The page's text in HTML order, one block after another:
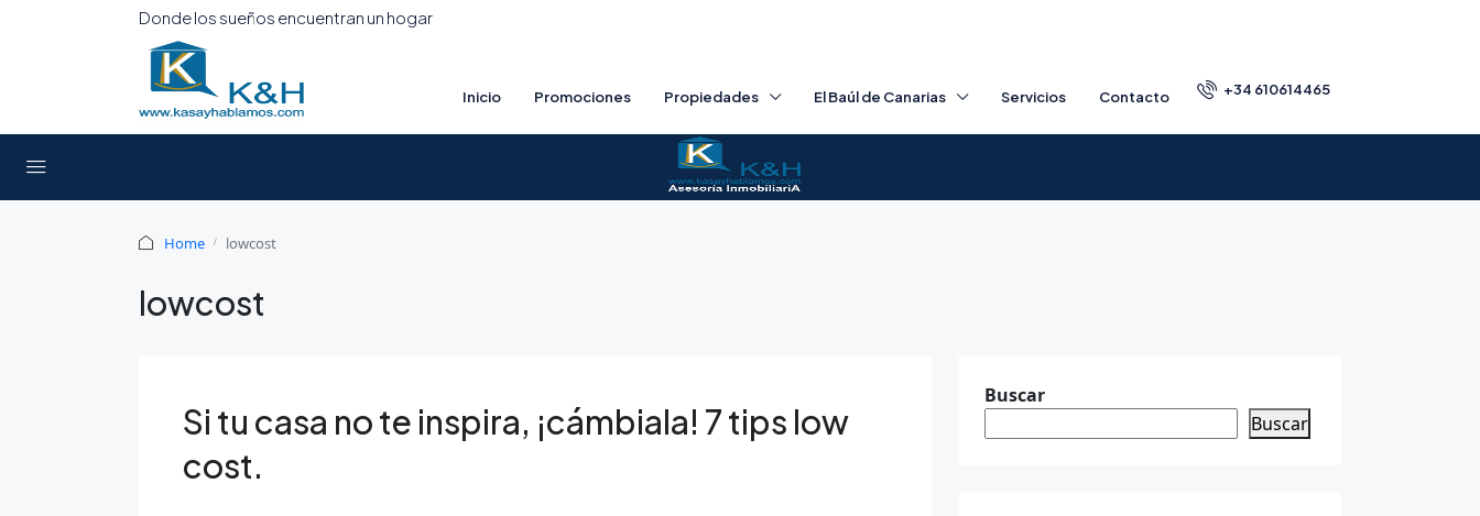
Donde los sueños encuentran un hogar
Inicio Promociones Propiedades El Baúl de Canarias Servicios Contacto +34 610614465
Home lowcost
lowcost
Si tu casa no te inspira, ¡cámbiala! 7 tips low
cost.
Buscar
Buscar